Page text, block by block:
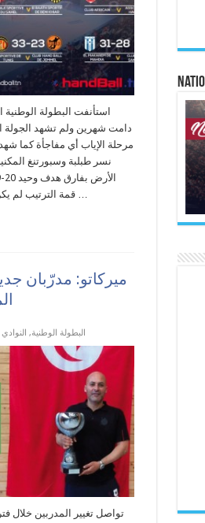
استأنفت البطولة الوطنية
دامت شهرين ولم تشهد الجولة
مرحلة الإياب أي مفاجأة كما
نسر طبلبة وسبورتنغ
قمة الترتيب لم يكن لديهم أي عائق للفوز …
ميركاتو: مدرّبان
البطولة الوطنية,
تواصل تغيير المدربين خلال